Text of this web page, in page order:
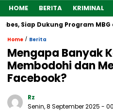
HOME BERITA KRIMINAL
Siap Dukung Program MBG
Home / Berita
Mengapa Banyak
Membodohi dan
Facebook?
Rz
Senin, 8 September 2025 -